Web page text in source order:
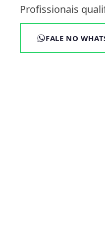
Profissionais
FALE NO